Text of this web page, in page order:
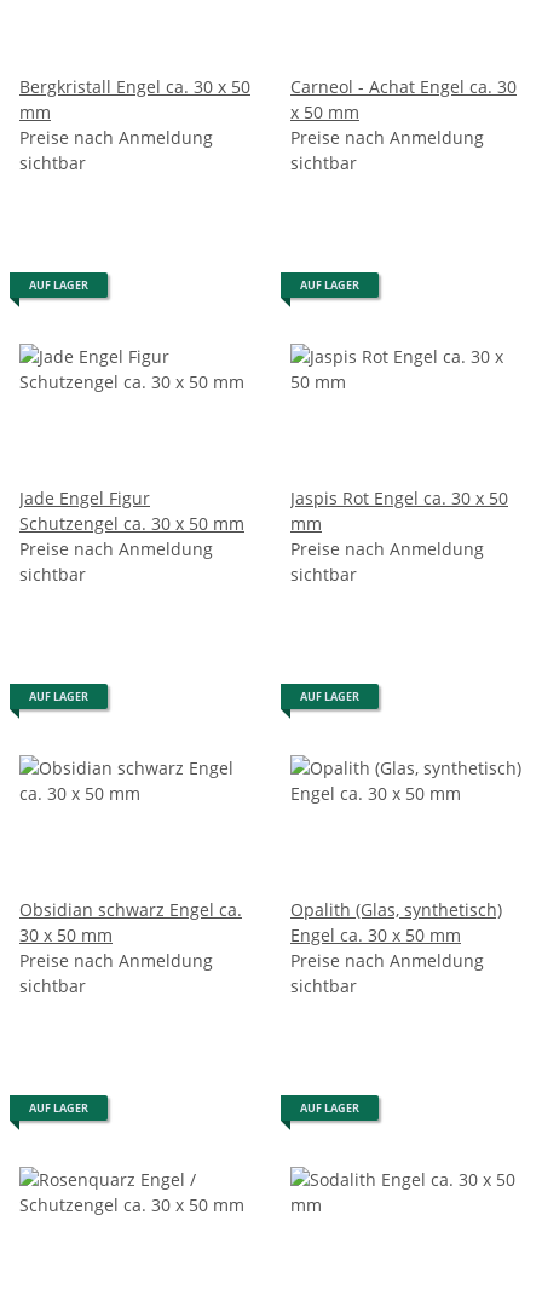
Bergkristall Engel ca. 30 x 50
mm
Preise nach Anmeldung
sichtbar
Carneol - Achat Engel ca. 30
x 50 mm
Preise nach Anmeldung
sichtbar
AUF LAGER
Jade Engel Figur
Schutzengel ca. 30 x 50 mm
Preise nach Anmeldung
sichtbar
AUF LAGER
Jaspis Rot Engel ca. 30 x 50
mm
Preise nach Anmeldung
sichtbar
AUF LAGER
Obsidian schwarz Engel ca.
30 x 50 mm
Preise nach Anmeldung
sichtbar
AUF LAGER
Opalith (Glas, synthetisch)
Engel ca. 30 x 50 mm
Preise nach Anmeldung
sichtbar
AUF LAGER AUF LAGER